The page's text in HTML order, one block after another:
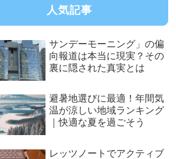
人気記事
サンデーモーニング」の偏
向報道は本当に現実？その
裏に隠された真実とは
避暑地選びに最適！年間気
温が涼しい地域ランキング
｜快適な夏を過ごそう
レッツノートでアクティブ